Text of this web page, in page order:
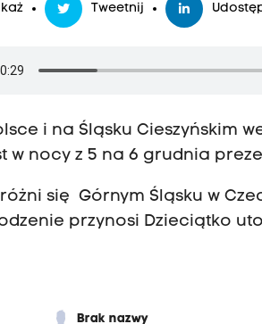
Tweetnij
i na Śląsku Cieszyńskim
w nocy z 5 na 6 grudnia
się Górnym Śląsku w
przynosi Dzieciątko
Brak nazwy